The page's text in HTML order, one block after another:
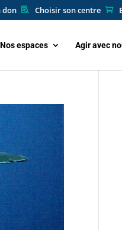
don Choisir son centre
Nos espaces Agir avec